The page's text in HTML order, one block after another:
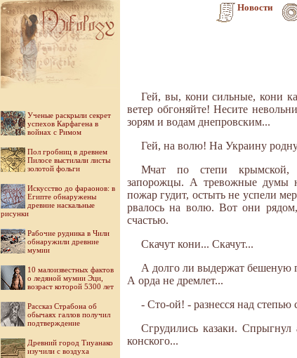
Новости
Ученые раскрыли секрет
успехов Карфагена в
войнах с Римом
Пол гробниц в древнем
Пилосе выстилали листы
золотой фольги
Искусство до фараонов: в
Египте обнаружены
древние наскальные
рисунки
Рабочие рудника в Чили
обнаружили древние
мумии
10 малоизвестных фактов
о ледяной мумии Эци,
возраст которой 5300 лет
Рассказ Страбона об
обычаях галлов получил
подтверждение
Древний город Тиуанако
изучили с воздуха
Гей, вы, кони сильные, кони
ветер обгоняйте! Несите
зорям и водам днепровским...
Гей, на волю! На Украину
Мчат по степи крымской,
запорожцы. А тревожные думы
пожар гудит, остыть не успели
рвалось на волю. Вот они
счастью.
Скачут кони... Скачут...
А долго ли выдержат бешеную
А орда не дремлет...
- Сто-ой! - разнесся над степью
Сгрудились казаки.
конского...